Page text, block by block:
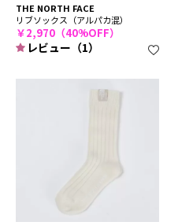
THE NORTH FACE
リブソックス（アルパカ混）
￥2,970（40%OFF）
レビュー（1）